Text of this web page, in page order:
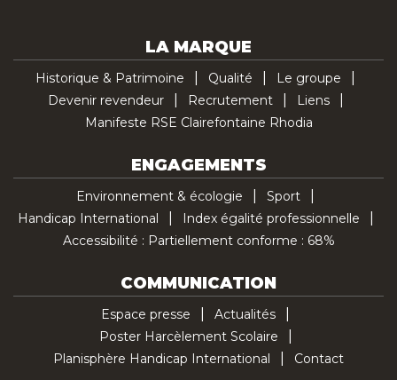
LA MARQUE
Historique & Patrimoine Qualité
Le groupe
Devenir revendeur
Recrutement
Liens
Manifeste RSE Clairefontaine Rhodia
ENGAGEMENTS
Environnement & écologie
Sport
Handicap International
Index égalité professionnelle
Accessibilité : Partiellement conforme : 68%
COMMUNICATION
Espace presse
Actualités
Poster Harcèlement Scolaire
Planisphère Handicap International
Contact